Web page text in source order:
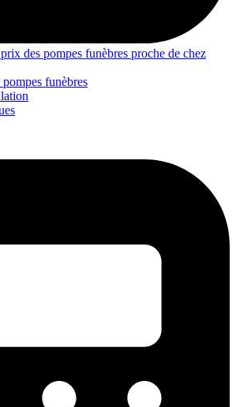
des pompes funèbres proche de chez
funèbres